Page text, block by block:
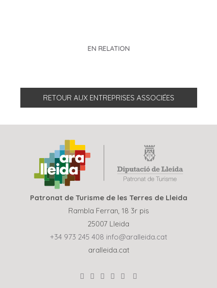
EN RELATION
RETOUR AUX ENTREPRISES ASSOCIÉES
Patronat de Turisme de les Terres de Lleida
Rambla Ferran, 18 3r pis
25007 Lleida
+34 973 245 408 info@aralleida.cat
aralleida.cat